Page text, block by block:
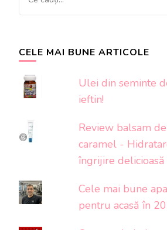
ceva?
CELE MAI BUNE ARTICOLE
Ulei din seminte
ieftin!
Review balsam
caramel -
îngrijire delicioasă
Cele mai bune
pentru acasă în